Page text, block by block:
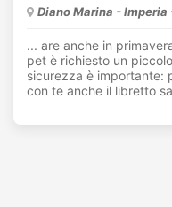
Diano Marina - Imperia
... are anche in
pet è richiesto un
sicurezza è importante:
con te anche il libretto